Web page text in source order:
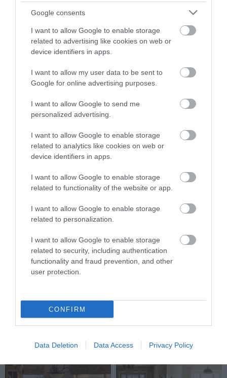
Google consents
I want to allow Google to enable storage
related to advertising like cookies on web or
device identifiers in apps.
I want to allow my user data to be sent to
Google for online advertising purposes.
I want to allow Google to send me
personalized advertising.
I want to allow Google to enable storage
related to analytics like cookies on web or
device identifiers in apps.
I want to allow Google to enable storage
related to functionality of the website or app.
I want to allow Google to enable storage
related to personalization.
I want to allow Google to enable storage
related to security, including authentication
functionality and fraud prevention, and other
user protection.
CONFIRM
Data Deletion Data Access Privacy Policy
28
MEGOSZTÁS
LOMBHÁZ
KAPCSOLÓDÓ OLVASMÁNY